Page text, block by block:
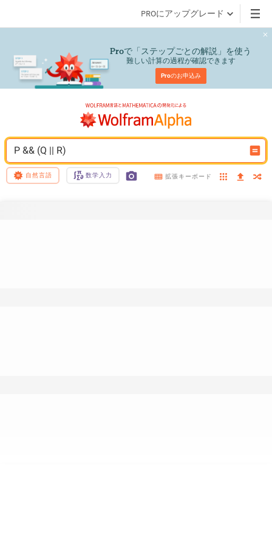
PROにアップグレード
Proで「ステップごとの解説」を使う
難しい計算の過程が確認できます
Proのお申込み
P && (Q || R)
自然言語 数学入力 拡張キーボード